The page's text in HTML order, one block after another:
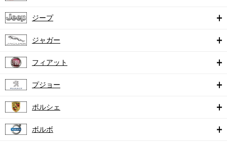
ジープ
ジャガー
フィアット
プジョー
ポルシェ
ボルボ